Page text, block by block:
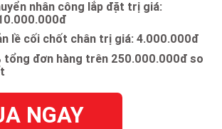
nhân công lắp đặt trị giá:
lề cối chốt chân trị giá: 4.000.000đ
tổng đơn hàng trên 250.000.000đ so
NGAY